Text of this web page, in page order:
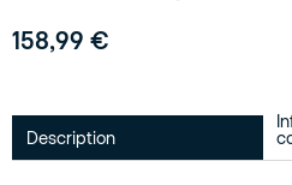
158,99 €
Description